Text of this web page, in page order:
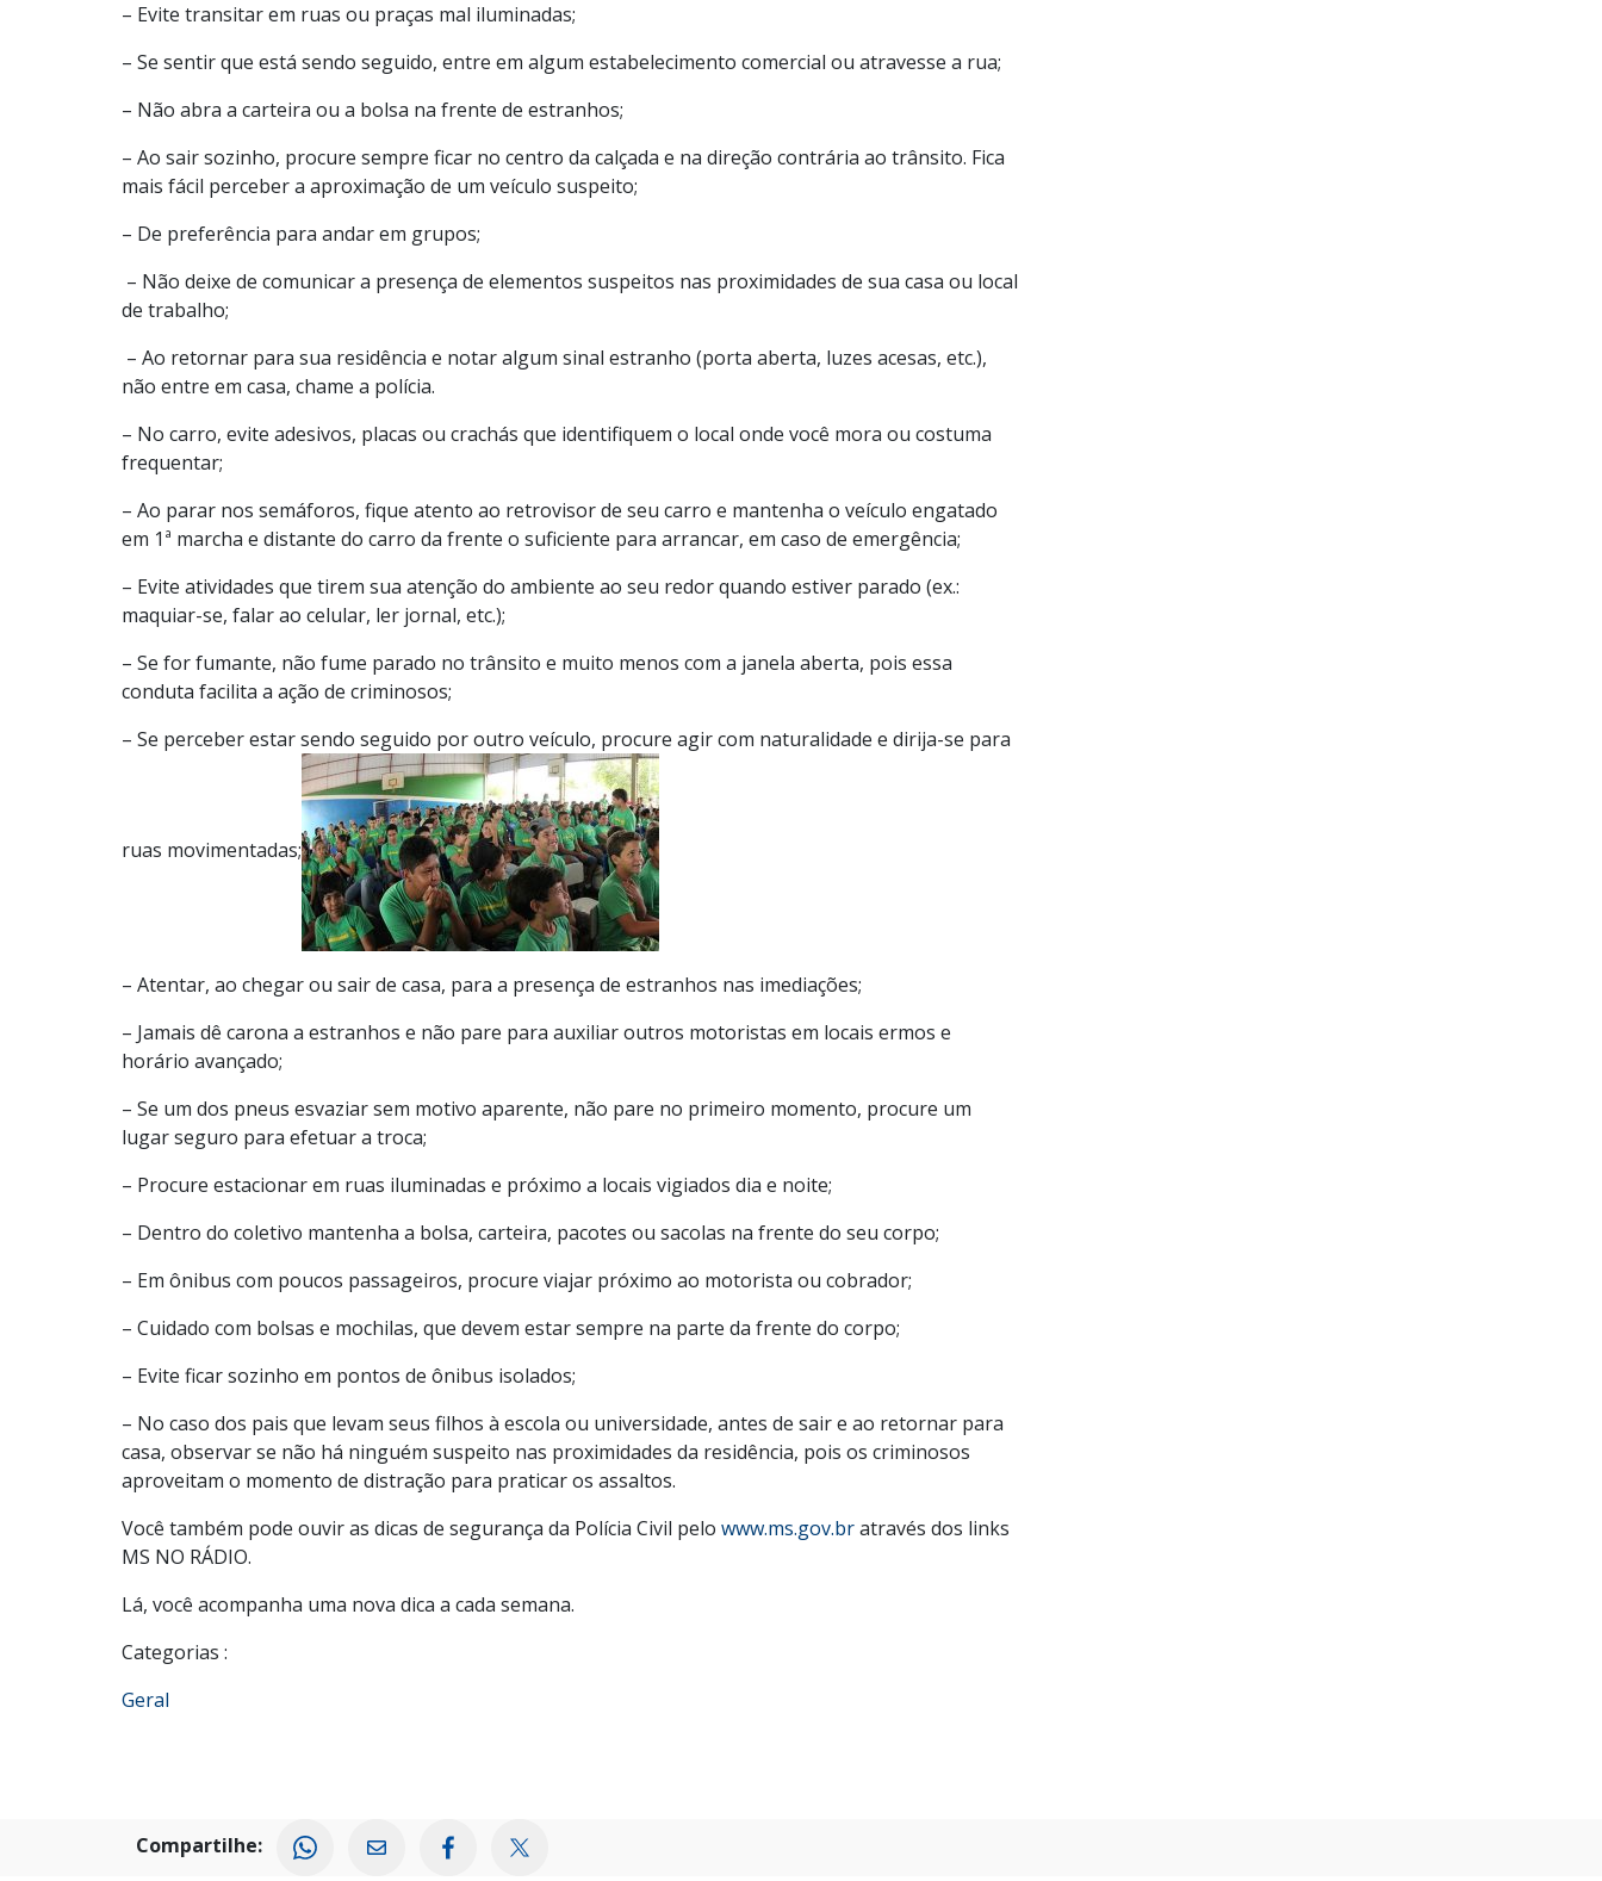
– Evite transitar em ruas ou praças mal iluminadas;
– Se sentir que está sendo seguido, entre em algum estabelecimento comercial ou atravesse a rua;
– Não abra a carteira ou a bolsa na frente de estranhos;
– Ao sair sozinho, procure sempre ficar no centro da calçada e na direção contrária ao trânsito. Fica
mais fácil perceber a aproximação de um veículo suspeito;
– De preferência para andar em grupos;
– Não deixe de comunicar a presença de elementos suspeitos nas proximidades de sua casa ou local
de trabalho;
– Ao retornar para sua residência e notar algum sinal estranho (porta aberta, luzes acesas, etc.),
não entre em casa, chame a polícia.
– No carro, evite adesivos, placas ou crachás que identifiquem o local onde você mora ou costuma
frequentar;
– Ao parar nos semáforos, fique atento ao retrovisor de seu carro e mantenha o veículo engatado
em 1ª marcha e distante do carro da frente o suficiente para arrancar, em caso de emergência;
– Evite atividades que tirem sua atenção do ambiente ao seu redor quando estiver parado (ex.:
maquiar-se, falar ao celular, ler jornal, etc.);
– Se for fumante, não fume parado no trânsito e muito menos com a janela aberta, pois essa
conduta facilita a ação de criminosos;
– Se perceber estar sendo seguido por outro veículo, procure agir com naturalidade e dirija-se para
ruas movimentadas;
– Atentar, ao chegar ou sair de casa, para a presença de estranhos nas imediações;
– Jamais dê carona a estranhos e não pare para auxiliar outros motoristas em locais ermos e
horário avançado;
– Se um dos pneus esvaziar sem motivo aparente, não pare no primeiro momento, procure um
lugar seguro para efetuar a troca;
– Procure estacionar em ruas iluminadas e próximo a locais vigiados dia e noite;
– Dentro do coletivo mantenha a bolsa, carteira, pacotes ou sacolas na frente do seu corpo;
– Em ônibus com poucos passageiros, procure viajar próximo ao motorista ou cobrador;
– Cuidado com bolsas e mochilas, que devem estar sempre na parte da frente do corpo;
– Evite ficar sozinho em pontos de ônibus isolados;
– No caso dos pais que levam seus filhos à escola ou universidade, antes de sair e ao retornar para
casa, observar se não há ninguém suspeito nas proximidades da residência, pois os criminosos
aproveitam o momento de distração para praticar os assaltos.
Você também pode ouvir as dicas de segurança da Polícia Civil pelo www.ms.gov.bratravés dos links
MS NO RÁDIO.
Lá, você acompanha uma nova dica a cada semana.
Categorias :
Geral
Compartilhe: